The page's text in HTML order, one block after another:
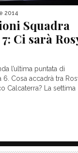
2014
Squadra
Ci sarà
l’ultima puntata di
6. Cosa accadrà tra
Calcaterra? La settima